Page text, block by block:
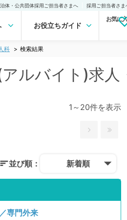
体・公共団体採用ご担当者さまへ 採用ご担当者さま
お役立ちガイド
お気に
科 検索結果
ルバイト)求人
1～20件を表示
並び順： 新着順
専門外来